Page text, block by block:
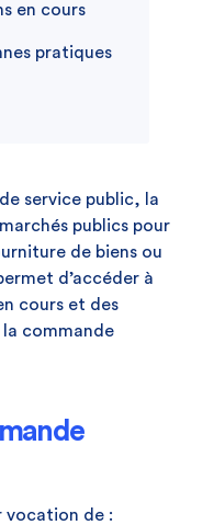
en cours
pratiques
service public, la
publics pour
de biens ou
d’accéder à
cours et des
commande
vocation de :